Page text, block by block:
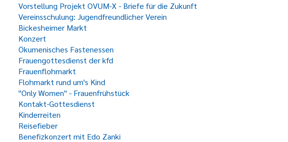
Vorstellung Projekt OVUM-X - Briefe für die Zukunft
Vereinsschulung: Jugendfreundlicher Verein
Bickesheimer Markt
Konzert
Ökumenisches Fastenessen
Frauengottesdienst der kfd
Frauenflohmarkt
Flohmarkt rund um's Kind
"Only Women" - Frauenfrühstück
Kontakt-Gottesdienst
Kinderreiten
Reisefieber
Benefizkonzert mit Edo Zanki